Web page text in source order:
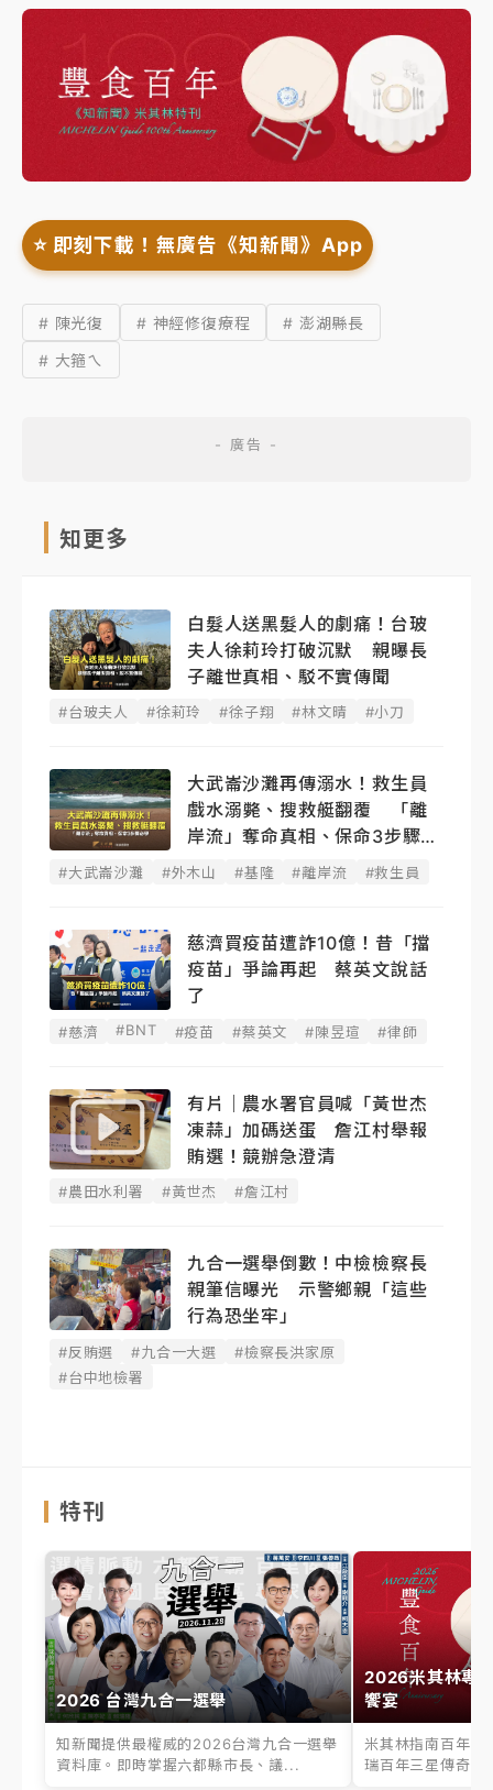
⭐️ 即刻下載！無廣告《知新聞》App
# 陳光復 # 神經修復療程
# 澎湖縣長
# 大箍ㄟ
知更多
白髮人送黑髮人的劇痛！台玻
夫人徐莉玲打破沉默 親曝長
子離世真相、駁不實傳聞
#台玻夫人 #徐莉玲 #徐子翔 #林文晴 #小刀
大武崙沙灘再傳溺水！救生員
戲水溺斃、搜救艇翻覆 「離
岸流」奪命真相、保命3步驟必
學
#大武崙沙灘 #外木山 #基隆 #離岸流 #救生員
慈濟買疫苗遭詐10億！昔「擋
疫苗」爭論再起 蔡英文說話
了
#慈濟 #BNT #疫苗 #蔡英文 #陳昱瑄 #律師
有片｜農水署官員喊「黃世杰
凍蒜」加碼送蛋 詹江村舉報
賄選！競辦急澄清
#農田水利署 #黃世杰 #詹江村
九合一選舉倒數！中檢檢察長
親筆信曝光 示警鄉親「這些
行為恐坐牢」
#反賄選 #九合一大選
#檢察長洪家原
#台中地檢署
特刊
2026 台灣九合一選舉
知新聞提供最權威的2026台灣九合一選舉
資料庫。即時掌握六都縣市長、議...
2026米其林專
饗宴
米其林指南百年之
瑞百年三星傳奇、